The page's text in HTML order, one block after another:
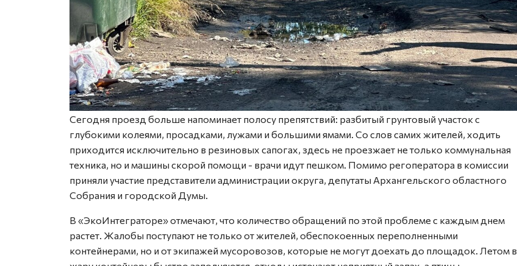
Сегодня проезд больше напоминает полосу препятствий: разбитый грунтовый участок с
глубокими колеями, просадками, лужами и большими ямами. Со слов самих жителей, ходить
приходится исключительно в резиновых сапогах, здесь не проезжает не только коммунальная
техника, но и машины скорой помощи - врачи идут пешком. Помимо регоператора в комиссии
приняли участие представители администрации округа, депутаты Архангельского областного
Собрания и городской Думы.
В «ЭкоИнтеграторе» отмечают, что количество обращений по этой проблеме с каждым днем
растет. Жалобы поступают не только от жителей, обеспокоенных переполненными
контейнерами, но и от экипажей мусоровозов, которые не могут доехать до площадок. Летом в